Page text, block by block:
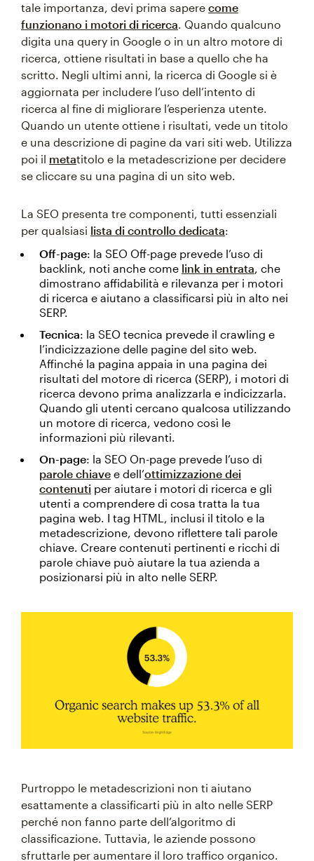
tale importanza, devi prima sapere come
funzionano i motori di ricerca. Quando qualcuno
digita una query in Google o in un altro motore di
ricerca, ottiene risultati in base a quello che ha
scritto. Negli ultimi anni, la ricerca di Google si è
aggiornata per includere l’uso dell’intento di
ricerca al fine di migliorare l’esperienza utente.
Quando un utente ottiene i risultati, vede un titolo
e una descrizione di pagine da vari siti web. Utilizza
poi il metatitolo e la metadescrizione per decidere
se cliccare su una pagina di un sito web.
La SEO presenta tre componenti, tutti essenziali
per qualsiasi lista di controllo dedicata:
Off-page: la SEO Off-page prevede l’uso di
backlink, noti anche come link in entrata, che
dimostrano affidabilità e rilevanza per i motori
di ricerca e aiutano a classificarsi più in alto nei
SERP.
Tecnica: la SEO tecnica prevede il crawling e
l’indicizzazione delle pagine del sito web.
Affinché la pagina appaia in una pagina dei
risultati del motore di ricerca (SERP), i motori di
ricerca devono prima analizzarla e indicizzarla.
Quando gli utenti cercano qualcosa utilizzando
un motore di ricerca, vedono così le
informazioni più rilevanti.
On-page: la SEO On-page prevede l’uso di
parole chiave e dell’ottimizzazione dei
contenuti per aiutare i motori di ricerca e gli
utenti a comprendere di cosa tratta la tua
pagina web. I tag HTML, inclusi il titolo e la
metadescrizione, devono riflettere tali parole
chiave. Creare contenuti pertinenti e ricchi di
parole chiave può aiutare la tua azienda a
posizionarsi più in alto nelle SERP.
Purtroppo le metadescrizioni non ti aiutano
esattamente a classificarti più in alto nelle SERP
perché non fanno parte dell’algoritmo di
classificazione. Tuttavia, le aziende possono
sfruttarle per aumentare il loro traffico organico.